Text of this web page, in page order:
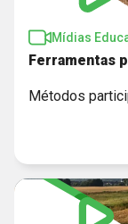
Mídias
Ferramentas
Métodos